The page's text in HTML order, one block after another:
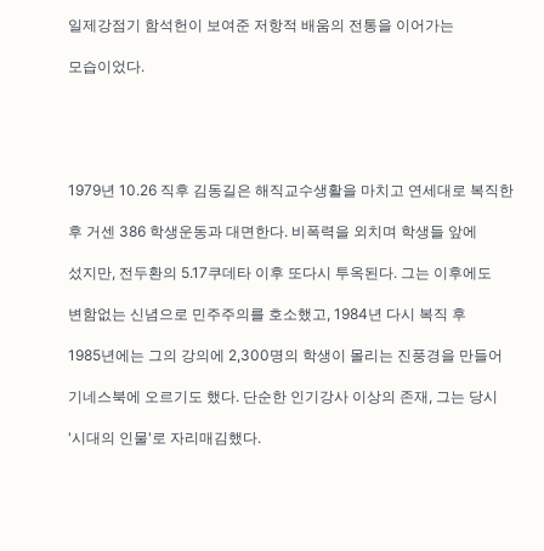
일제강점기 함석헌이 보여준 저항적 배움의 전통을 이어가는
모습이었다.
1979년 10.26 직후 김동길은 해직교수생활을 마치고 연세대로 복직한
후 거센 386 학생운동과 대면한다. 비폭력을 외치며 학생들 앞에
섰지만, 전두환의 5.17쿠데타 이후 또다시 투옥된다. 그는 이후에도
변함없는 신념으로 민주주의를 호소했고, 1984년 다시 복직 후
1985년에는 그의 강의에 2,300명의 학생이 몰리는 진풍경을 만들어
기네스북에 오르기도 했다. 단순한 인기강사 이상의 존재, 그는 당시
'시대의 인물'로 자리매김했다.